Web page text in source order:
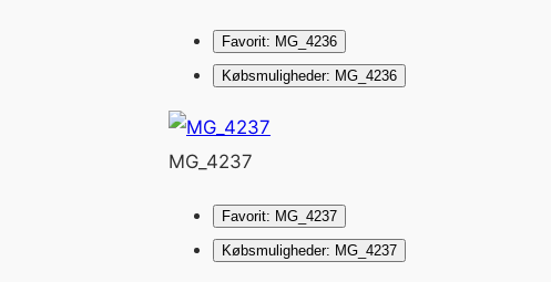
Favorit: MG_4236
Købsmuligheder: MG_4236
MG_4237
Favorit: MG_4237
Købsmuligheder: MG_4237